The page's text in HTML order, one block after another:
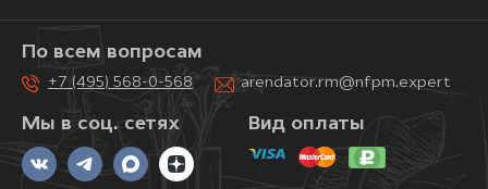
Мы в соц. сетях
По всем вопросам
+7 (495) 568-0-568 arendator.rm@nfpm.expert
Вид оплаты